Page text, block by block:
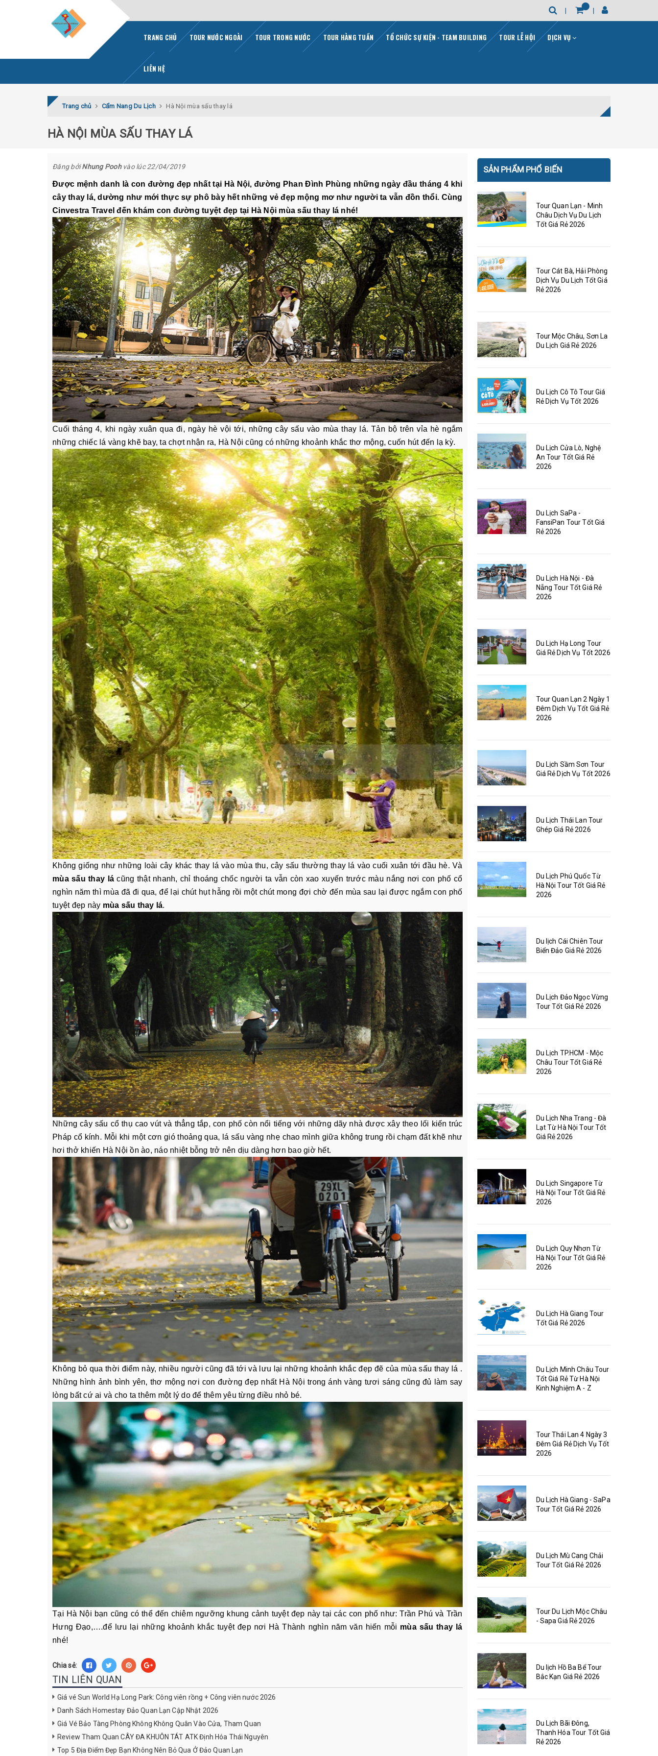
TRANG CHỦ TOUR NƯỚC NGOÀI TOUR TRONG NƯỚC TOUR HÀNG TUẦN TỔ CHỨC SỰ KIỆN - TEAM BUILDING TOUR LỄ HỘI DỊCH VỤ
LIÊN HỆ
Trang chủ Cẩm Nang Du Lịch Hà Nội mùa sấu thay lá
HÀ NỘI MÙA SẤU THAY LÁ
Đăng bởiNhung Poohvào lúc 22/04/2019
Được mệnh danh là con đường đẹp nhất tại Hà Nội, đường Phan Đình Phùng những ngày đầu tháng 4 khi
cây thay lá, dường như mới thực sự phô bày hết những vẻ đẹp mộng mơ như người ta vẫn đồn thổi. Cùng
Cinvestra Travel đến khám con đường tuyệt đẹp tại Hà Nội mùa sấu thay lá nhé!
Cuối tháng 4, khi ngày xuân qua đi, ngày hè vội tới, những cây sấu vào mùa thay lá. Tản bộ trên vỉa hè ngắm
những chiếc lá vàng khẽ bay, ta chợt nhận ra, Hà Nội cũng có những khoảnh khắc thơ mộng, cuốn hút đến lạ kỳ.
Không giống như những loài cây khác thay lá vào mùa thu, cây sấu thường thay lá vào cuối xuân tới đầu hè. Và
mùa sấu thay lá cũng thật nhanh, chỉ thoáng chốc người ta vẫn còn xao xuyến trước màu nắng nơi con phố cổ
nghìn năm thì mùa đã đi qua, để lại chút hụt hẫng rồi một chút mong đợi chờ đến mùa sau lại được ngắm con phố
tuyệt đẹp này mùa sấu thay lá.
Những cây sấu cổ thụ cao vút và thẳng tắp, con phố còn nổi tiếng với những dãy nhà được xây theo lối kiến trúc
Pháp cổ kính. Mỗi khi một cơn gió thoảng qua, lá sấu vàng nhẹ chao mình giữa không trung rồi chạm đất khẽ như
hơi thở khiến Hà Nội ồn ào, náo nhiệt bỗng trở nên dịu dàng hơn bao giờ hết.
Không bỏ qua thời điểm này, nhiều người cũng đã tới và lưu lại những khoảnh khắc đẹp đẽ của mùa sấu thay lá .
Những hình ảnh bình yên, thơ mộng nơi con đường đẹp nhất Hà Nội trong ánh vàng tươi sáng cũng đủ làm say
lòng bất cứ ai và cho ta thêm một lý do để thêm yêu từng điều nhỏ bé.
Tại Hà Nội bạn cũng có thể đến chiêm ngưỡng khung cảnh tuyệt đẹp này tại các con phố như: Trần Phú và Trần
Hưng Đạo,….để lưu lại những khoảnh khắc tuyệt đẹp nơi Hà Thành nghìn năm văn hiến mỗi mùa sấu thay lá
nhé!
Chia sẻ:
TIN LIÊN QUAN
Giá vé Sun World Hạ Long Park: Công viên rồng + Công viên nước 2026
Danh Sách Homestay Đảo Quan Lạn Cập Nhật 2026
Giá Vé Bảo Tàng Phòng Không Không Quân Vào Cửa, Tham Quan
Review Tham Quan CÂY ĐA KHUÔN TÁT ATK Định Hóa Thái Nguyên
Top 5 Địa Điểm Đẹp Bạn Không Nên Bỏ Qua Ở Đảo Quan Lạn
SẢN PHẨM PHỔ BIẾN
Tour Quan Lạn - Minh
Châu Dịch Vụ Du Lịch
Tốt Giá Rẻ 2026
Tour Cát Bà, Hải Phòng
Dịch Vụ Du Lịch Tốt Giá
Rẻ 2026
Tour Mộc Châu, Sơn La
Du Lịch Giá Rẻ 2026
Du Lịch Cô Tô Tour Giá
Rẻ Dịch Vụ Tốt 2026
Du Lịch Cửa Lò, Nghệ
An Tour Tốt Giá Rẻ
2026
Du Lịch SaPa -
FansiPan Tour Tốt Giá
Rẻ 2026
Du Lịch Hà Nội - Đà
Nẵng Tour Tốt Giá Rẻ
2026
Du Lịch Hạ Long Tour
Giá Rẻ Dịch Vụ Tốt 2026
Tour Quan Lạn 2 Ngày 1
Đêm Dịch Vụ Tốt Giá Rẻ
2026
Du Lịch Sầm Sơn Tour
Giá Rẻ Dịch Vụ Tốt 2026
Du Lịch Thái Lan Tour
Ghép Giá Rẻ 2026
Du Lịch Phú Quốc Từ
Hà Nội Tour Tốt Giá Rẻ
2026
Du lịch Cái Chiên Tour
Biển Đảo Giá Rẻ 2026
Du Lịch Đảo Ngọc Vừng
Tour Tốt Giá Rẻ 2026
Du Lịch TP.HCM - Mộc
Châu Tour Tốt Giá Rẻ
2026
Du Lịch Nha Trang - Đà
Lạt Từ Hà Nội Tour Tốt
Giá Rẻ 2026
Du Lịch Singapore Từ
Hà Nội Tour Tốt Giá Rẻ
2026
Du Lịch Quy Nhơn Từ
Hà Nội Tour Tốt Giá Rẻ
2026
Du Lịch Hà Giang Tour
Tốt Giá Rẻ 2026
Du Lịch Minh Châu Tour
Tốt Giá Rẻ Từ Hà Nội
Kinh Nghiệm A - Z
Tour Thái Lan 4 Ngày 3
Đêm Giá Rẻ Dịch Vụ Tốt
2026
Du Lịch Hà Giang - SaPa
Tour Tốt Giá Rẻ 2026
Du Lịch Mù Cang Chải
Tour Tốt Giá Rẻ 2026
Tour Du Lịch Mộc Châu
- Sapa Giá Rẻ 2026
Du lịch Hồ Ba Bể Tour
Bắc Kạn Giá Rẻ 2026
Du Lịch Bãi Đông,
Thanh Hóa Tour Tốt Giá
Rẻ 2026